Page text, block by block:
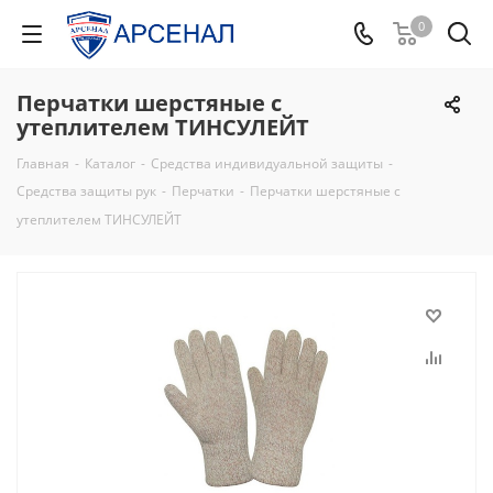
0
Перчатки шерстяные с
утеплителем ТИНСУЛЕЙТ
Главная - Каталог - Средства индивидуальной защиты -
Средства защиты рук - Перчатки - Перчатки шерстяные с
утеплителем ТИНСУЛЕЙТ